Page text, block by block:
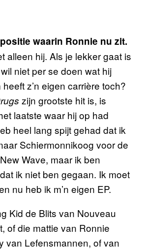
waarin Ronnie nu zit.
alleen hij. Als je lekker gaat is
niet per se doen wat hij
z’n eigen carrière toch?
zijn grootste hit is, is
laatste waar hij op had
heel lang spijt gehad dat ik
Schiermonnikoog voor de
Wave, maar ik ben
ik niet ben gegaan. Ik moet
nu heb ik m’n eigen EP.
Kid de Blits van Nouveau
of die mattie van Ronnie
van Lefensmannen, of van